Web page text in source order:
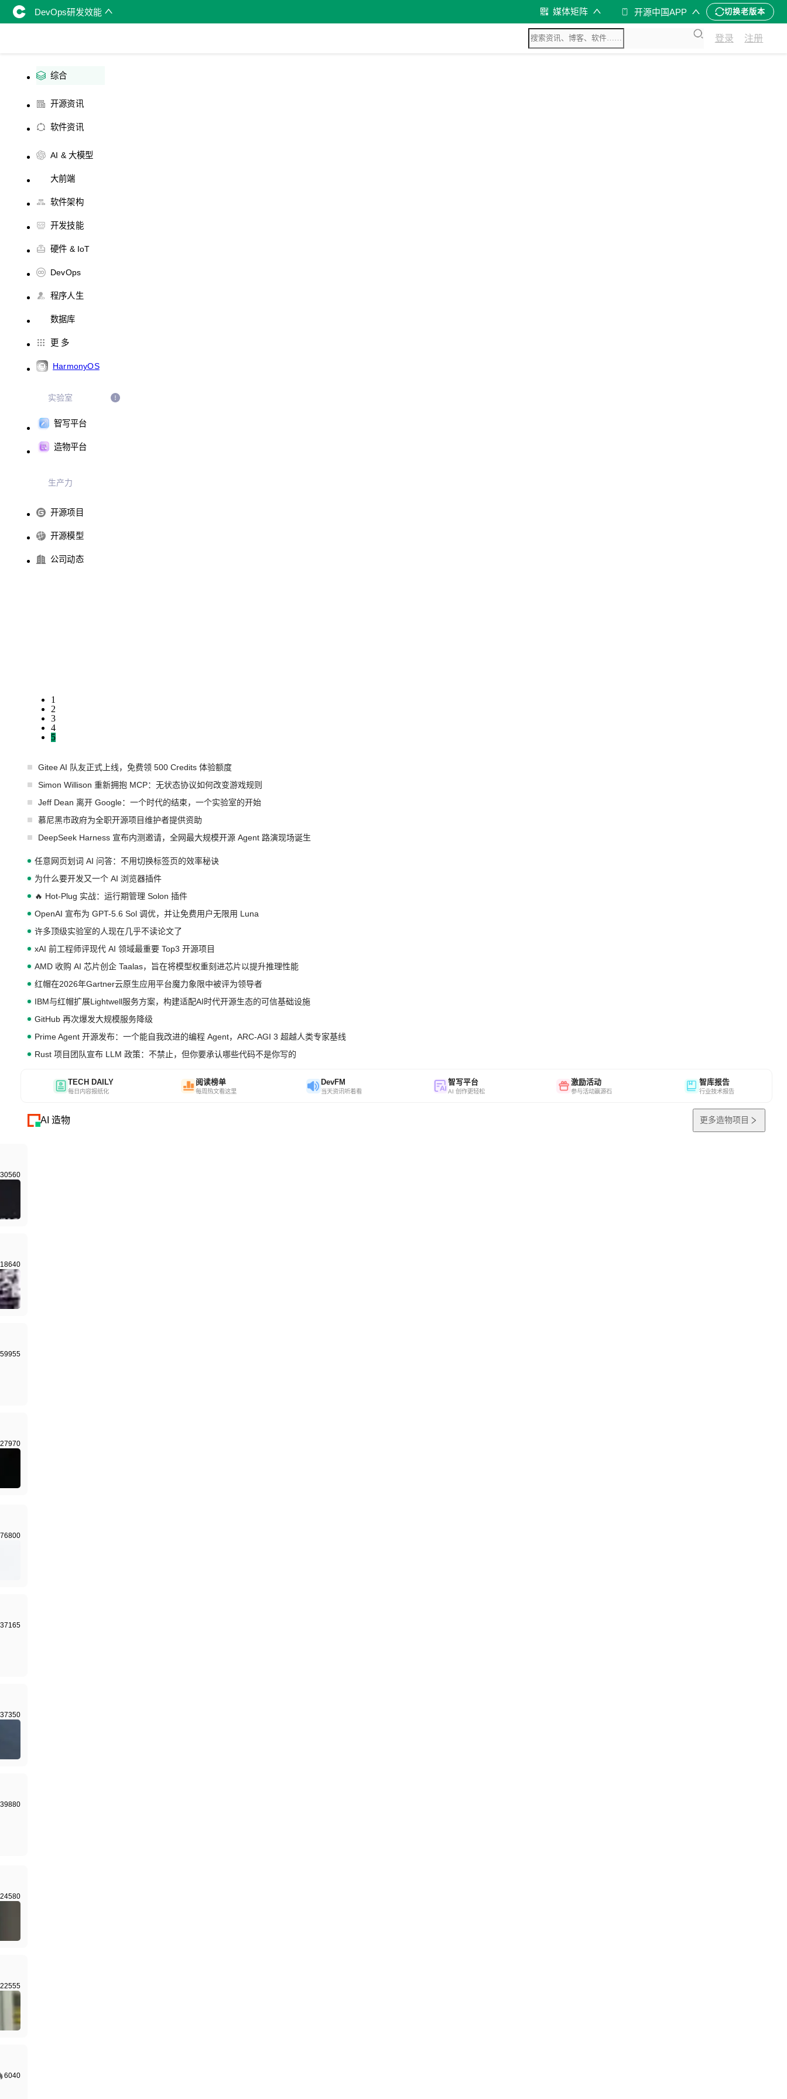
DevOps研发效能 媒体矩阵 开源中国APP 切换老版本
登录 注册
综合
开源资讯
软件资讯
AI & 大模型
大前端
软件架构
开发技能
硬件 & IoT
DevOps
程序人生
数据库
更 多
HarmonyOS
实验室
智写平台
造物平台
生产力
开源项目
开源模型
公司动态
1
2
3
4
5
Gitee AI 队友正式上线，免费领 500 Credits 体验额度
Simon Willison 重新拥抱 MCP：无状态协议如何改变游戏规则
Jeff Dean 离开 Google：一个时代的结束，一个实验室的开始
慕尼黑市政府为全职开源项目维护者提供资助
DeepSeek Harness 宣布内测邀请，全网最大规模开源 Agent 路演现场诞生
任意网页划词 AI 问答：不用切换标签页的效率秘诀
为什么要开发又一个 AI 浏览器插件
🔥 Hot-Plug 实战：运行期管理 Solon 插件
OpenAI 宣布为 GPT-5.6 Sol 调优，并让免费用户无限用 Luna
许多顶级实验室的人现在几乎不读论文了
xAI 前工程师评现代 AI 领域最重要 Top3 开源项目
AMD 收购 AI 芯片创企 Taalas，旨在将模型权重刻进芯片以提升推理性能
红帽在2026年Gartner云原生应用平台魔力象限中被评为领导者
IBM与红帽扩展Lightwell服务方案，构建适配AI时代开源生态的可信基础设施
GitHub 再次爆发大规模服务降级
Prime Agent 开源发布：一个能自我改进的编程 Agent，ARC-AGI 3 超越人类专家基线
Rust 项目团队宣布 LLM 政策：不禁止，但你要承认哪些代码不是你写的
TECH DAILY
每日内容报纸化
阅读榜单
每周热文看这里
DevFM
当天资讯听着看
智写平台
AI 创作更轻松
激励活动
参与活动赢源石
智库报告
行业技术报告
AI 造物 更多造物项目